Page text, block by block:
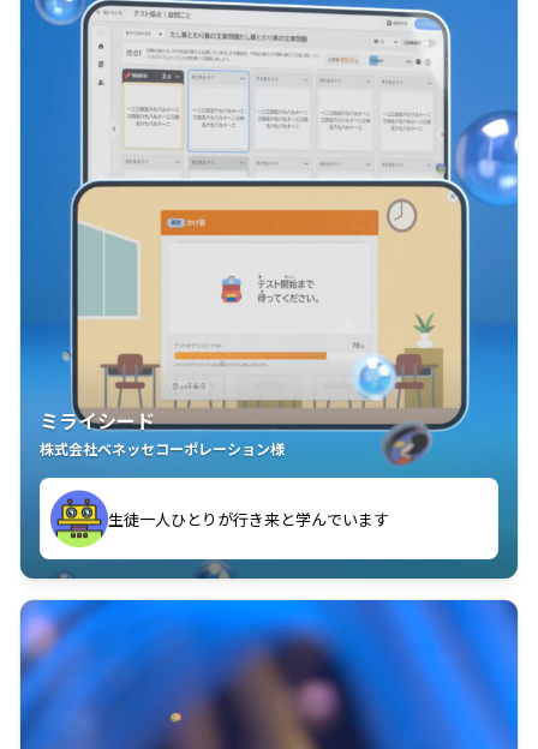
ミライシード
株式会社ベネッセコーポレーション様
生徒一人ひとりが行き来と学んでいます
教室中の児童生徒が「問題が解けてうれしい」「解く
ことが楽しい」を実感しています